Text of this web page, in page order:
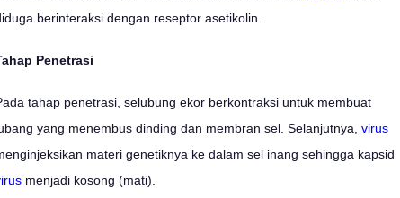
berinteraksi dengan reseptor asetikolin.
Penetrasi
tahap penetrasi, selubung ekor berkontraksi untuk membuat
yang menembus dinding dan membran sel. Selanjutnya, virus
materi genetiknya ke dalam sel inang sehingga kapsid
menjadi kosong (mati).